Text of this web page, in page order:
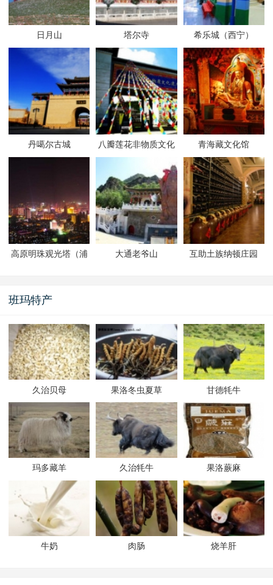
日月山 塔尔寺 希乐城（西宁）
丹噶尔古城
八瓣莲花非物质文化
遗产传承体验中心
青海藏文化馆
高原明珠观光塔（浦
大通老爷山 互助土族纳顿庄园
班玛特产
久治贝母 果洛冬虫夏草 甘德牦牛
玛多藏羊 久治牦牛 果洛蕨麻
牛奶 肉肠 烧羊肝